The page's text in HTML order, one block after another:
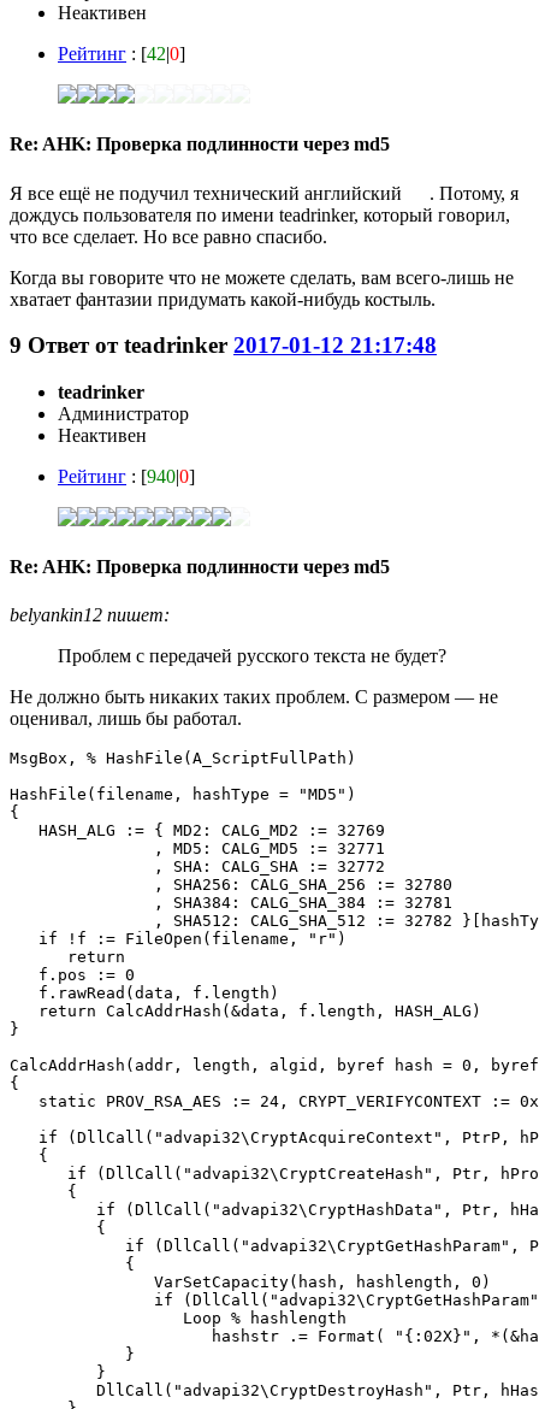
Неактивен
Рейтинг : [42|0]
Re: AHK: Проверка подлинности через md5
Я все ещё не подучил технический английский
. Потому, я
дождусь пользователя по имени teadrinker, который говорил,
что все сделает. Но все равно спасибо.
Когда вы говорите что не можете сделать, вам всего-лишь не
хватает фантазии придумать какой-нибудь костыль.
9 Ответ отteadrinker 2017-01-12 21:17:48
teadrinker
Администратор
Неактивен
Рейтинг : [940|0]
Re: AHK: Проверка подлинности через md5
belyankin12 пишет:
Проблем с передачей русского текста не будет?
Не должно быть никаких таких проблем. С размером — не
оценивал, лишь бы работал.
MsgBox, % HashFile(A_ScriptFullPath)
HashFile(filename, hashType = "MD5")
{
   HASH_ALG := { MD2: CALG_MD2 := 32769
               , MD5: CALG_MD5 := 32771
               , SHA: CALG_SHA := 32772
               , SHA256: CALG_SHA_256 := 32780
               , SHA384: CALG_SHA_384 := 32781
, SHA512: CALG_SHA_512 := 32782
   if !f := FileOpen(filename, "r")
      return
   f.pos := 0
   f.rawRead(data, f.length)
   return CalcAddrHash(&data, f.length, HASH_ALG)
}
CalcAddrHash(addr, length, algid, byref hash = 0,
{
static PROV_RSA_AES := 24, CRYPT_VERIFYCONTEXT :=
if (DllCall("advapi32\CryptAcquireContext", PtrP,
   {
if (DllCall("advapi32\CryptCreateHash", Ptr,
      {
if (DllCall("advapi32\CryptHashData", Ptr,
         {
if (DllCall("advapi32\CryptGetHashParam",
            {
               VarSetCapacity(hash, hashlength, 0)
if
                  Loop % hashlength
hashstr .= Format( "{:02X}",
            }
         }
DllCall("advapi32\CryptDestroyHash", Ptr,